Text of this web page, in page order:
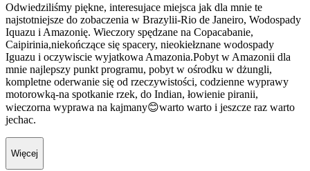
Odwiedziliśmy piękne, interesujace miejsca jak dla mnie te
najstotniejsze do zobaczenia w Brazylii-Rio de Janeiro, Wodospady
Iquazu i Amazonię. Wieczory spędzane na Copacabanie,
Caipirinia,niekończące się spacery, nieokiełznane wodospady
Iguazu i oczywiscie wyjatkowa Amazonia.Pobyt w Amazonii dla
mnie najlepszy punkt programu, pobyt w ośrodku w dżungli,
kompletne oderwanie się od rzeczywistości, codzienne wyprawy
motorowką-na spotkanie rzek, do Indian, łowienie piranii,
wieczorna wyprawa na kajmany😊warto warto i jeszcze raz warto
jechac.
Więcej